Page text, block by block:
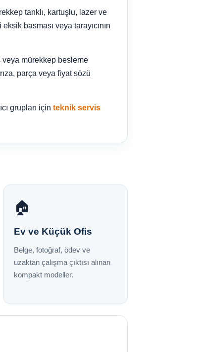
tanklı, kartuşlu, lazer ve
basması veya tarayıcının
veya mürekkep besleme
parça veya fiyat sözü
grupları için teknik servis
🏠
Ev ve Küçük Ofis
Belge, fotoğraf, ödev ve
uzaktan çalışma çıktısı alınan
kompakt modeller.